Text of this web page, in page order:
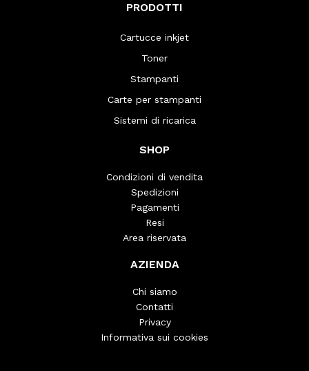
PRODOTTI
Cartucce inkjet
Toner
Stampanti
Carte per stampanti
Sistemi di ricarica
SHOP
Condizioni di vendita
Spedizioni
Pagamenti
Resi
Area riservata
AZIENDA
Chi siamo
Contatti
Privacy
Informativa sui cookies